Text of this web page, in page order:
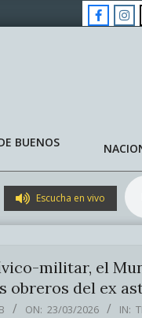
BUENOS
Escucha en vivo
militar, el
obreros del ex
ON: 23/03/2026 IN: